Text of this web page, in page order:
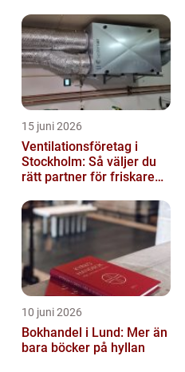
15 juni 2026
Ventilationsföretag i
Stockholm: Så väljer du
rätt partner för friskare
10 juni 2026
Bokhandel i Lund: Mer än
bara böcker på hyllan